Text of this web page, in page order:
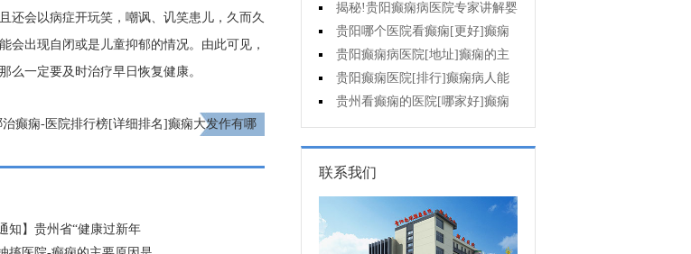
还会以病症开玩笑，嘲讽、讥笑患儿，久而久
会出现自闭或是儿童抑郁的情况。由此可见，
么一定要及时治疗早日恢复健康。
治癫痫-医院排行榜[详细排名]癫痫大发作有哪
知】贵州省“健康过新年
细排名]癫痫会导致病人精神失常
吗?
揭秘!贵阳癫痫病医院专家讲解婴
儿为什么会得癫痫呢
贵阳哪个医院看癫痫[更好]癫痫
发作有什么症状表现?
贵阳癫痫病医院[地址]癫痫的主
要症状是什么?
贵阳癫痫医院[排行]癫痫病人能
熬夜吗?
贵州看癫痫的医院[哪家好]癫痫
的三大类原因?
联系我们